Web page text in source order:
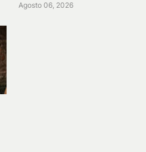
Agosto 06, 2026